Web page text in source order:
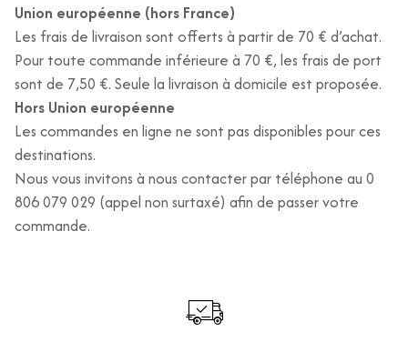
Union européenne (hors France)
Les frais de livraison sont offerts à partir de 70 € d’achat.
Pour toute commande inférieure à 70 €, les frais de port
sont de 7,50 €. Seule la livraison à domicile est proposée.
Hors Union européenne
Les commandes en ligne ne sont pas disponibles pour ces
destinations.
Nous vous invitons à nous contacter par téléphone au 0
806 079 029 (appel non surtaxé) afin de passer votre
commande.